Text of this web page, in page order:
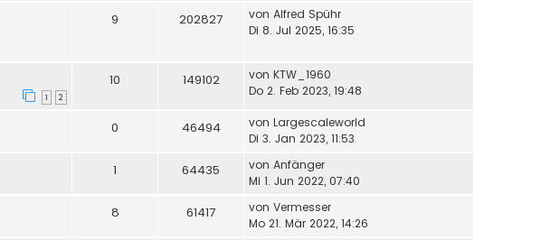
9 202827 von Alfred Spühr
Di 8. Jul 2025, 16:35
1 2
10 149102 von KTW_1960
Do 2. Feb 2023, 19:48
0 46494 von Largescaleworld
Di 3. Jan 2023, 11:53
1 64435 von Anfänger
Mi 1. Jun 2022, 07:40
8 61417 von Vermesser
Mo 21. Mär 2022, 14:26